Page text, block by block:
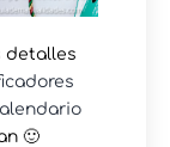
detalles
🙂